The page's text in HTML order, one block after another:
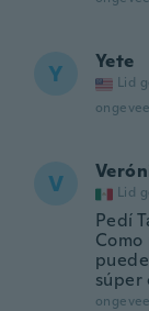
Y Yete
Lid
V Lid
Pedí